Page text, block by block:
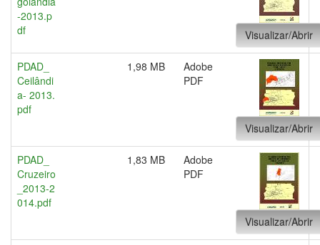
-2013.p
df
Visualizar/Abrir
PDAD_
Ceilândi
a- 2013.
pdf
1,98 MB
Adobe
PDF
Visualizar/Abrir
PDAD_
Cruzeiro
_2013-2
014.pdf
1,83 MB
Adobe
PDF
Visualizar/Abrir